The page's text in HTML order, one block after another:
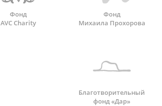
Фонд
AVC Charity
Фонд
Михаила Прохорова
Благотворительный
фонд «Дар»